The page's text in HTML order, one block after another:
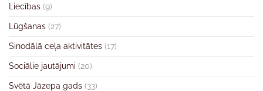
Liecības (9)
Lūgšanas (27)
Sinodālā ceļa aktivitātes (17)
Sociālie jautājumi (20)
Svētā Jāzepa gads (33)